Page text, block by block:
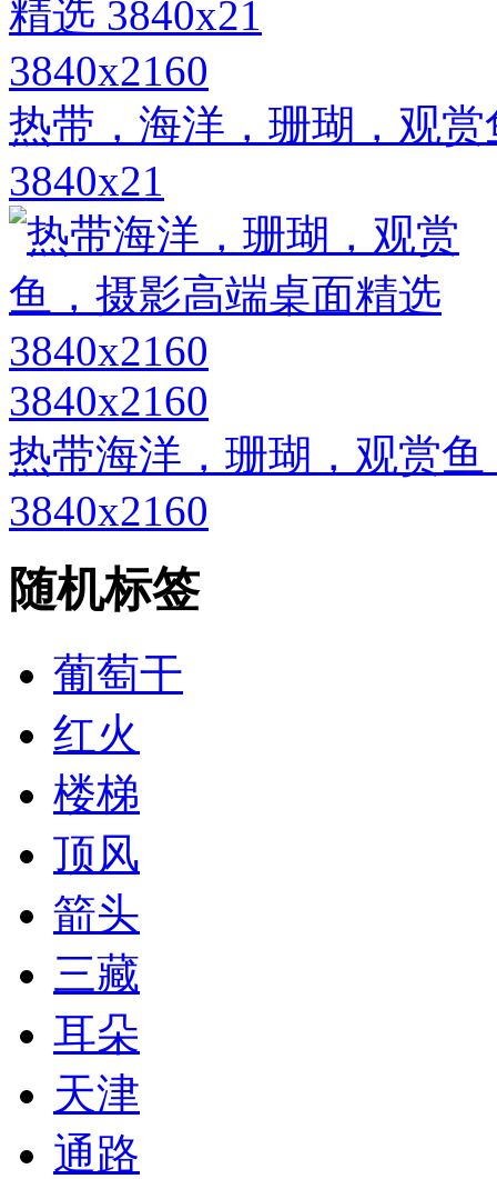
3840x2160
热带，海洋，珊瑚，观
3840x21
3840x2160
热带海洋，珊瑚，观赏
3840x2160
随机标签
葡萄干
红火
楼梯
顶风
箭头
三藏
耳朵
天津
通路